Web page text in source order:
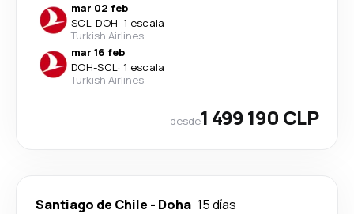
mar 02 feb
SCL-DOH· 1 escala
Turkish Airlines
mar 16 feb
DOH-SCL· 1 escala
Turkish Airlines
desde1 499 190 CLP
Santiago de Chile - Doha 15 días